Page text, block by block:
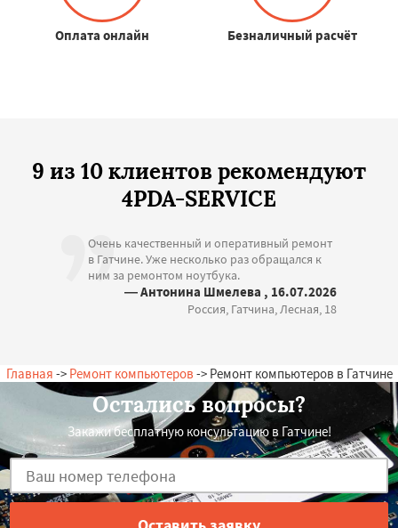
Оплата онлайн Безналичный расчёт
9 из 10 клиентов рекомендуют
4PDA-SERVICE
Очень качественный и оперативный ремонт
в Гатчине. Уже несколько раз обращался к
ним за ремонтом ноутбука.
— Антонина Шмелева , 16.07.2026
Россия, Гатчина, Лесная, 18
Главная -> Ремонт компьютеров -> Ремонт компьютеров в Гатчине
Остались вопросы?
Закажи бесплатную консультацию в Гатчине!